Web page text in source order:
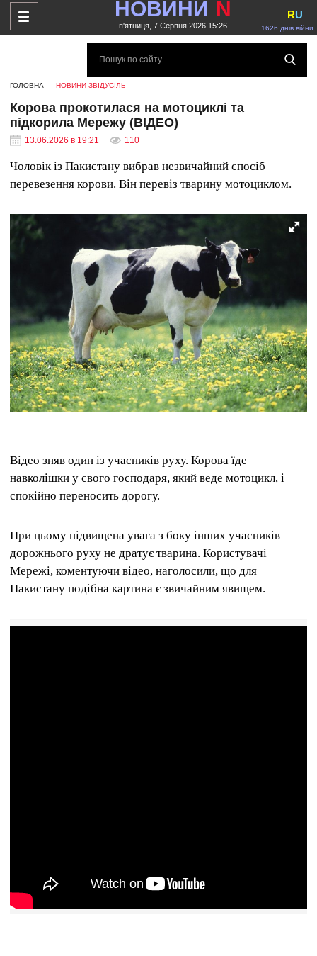
НОВИНИ N
п'ятниця, 7 Серпня 2026 15:26 1626 днів війни
RU
ГОЛОВНА НОВИНИ ЗВІДУСІЛЬ
Корова прокотилася на мотоциклі та
підкорила Мережу (ВІДЕО)
13.06.2026 в 19:21 110
Чоловік із Пакистану вибрав незвичайний спосіб
перевезення корови. Він перевіз тварину мотоциклом.
Відео зняв один із учасників руху. Корова їде
навколішки у свого господаря, який веде мотоцикл, і
спокійно переносить дорогу.
При цьому підвищена увага з боку інших учасників
дорожнього руху не дратує тварина. Користувачі
Мережі, коментуючи відео, наголосили, що для
Пакистану подібна картина є звичайним явищем.